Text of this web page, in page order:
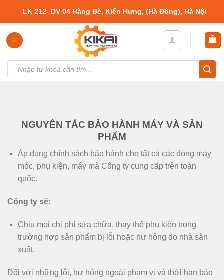
content
LK 212- DV 04 Hàng Bè, Kiến Hưng, (Hà Đông), Hà Nội
kiếm:
NGUYÊN TẮC BẢO HÀNH MÁY VÀ SẢN
PHẨM
Áp dụng chính sách bảo hành cho tất cả các dòng máy
móc, phụ kiện, máy mà Công ty cung cấp trên toàn
quốc.
Công ty sẽ:
Chịu mọi chi phí sửa chữa, thay thế phụ kiện trong
trường hợp sản phẩm bị lỗi hoặc hư hỏng do nhà sản
xuất.
Đối với những lỗi, hư hỏng ngoài phạm vi và thời hạn bảo